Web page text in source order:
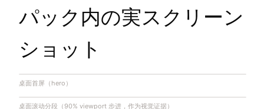
パック内の実スクリーン
ショット
桌面首屏（hero）
桌面滚动分段（90% viewport 步进，作为视觉证据）